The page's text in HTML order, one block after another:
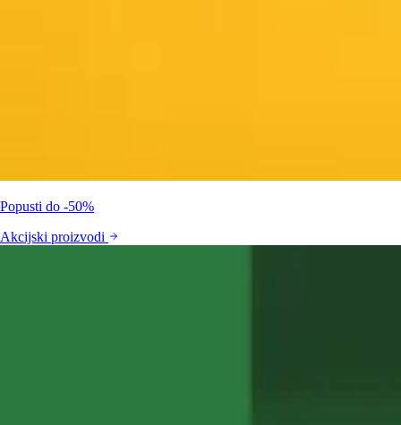
Popusti do -50%
Akcijski proizvodi